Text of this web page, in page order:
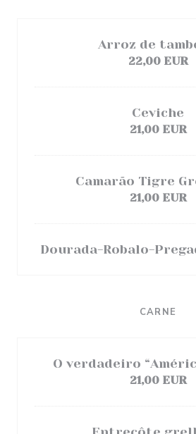
Arroz de
22,00 EUR
Ceviche
21,00 EUR
Camarão Tigre
21,00 EUR
Dourada-Robalo-
CARNE
O verdadeiro
21,00 EUR